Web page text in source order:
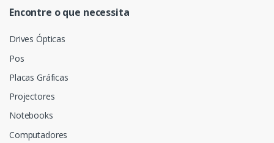
Encontre o que necessita
Drives Ópticas
Pos
Placas Gráficas
Projectores
Notebooks
Computadores